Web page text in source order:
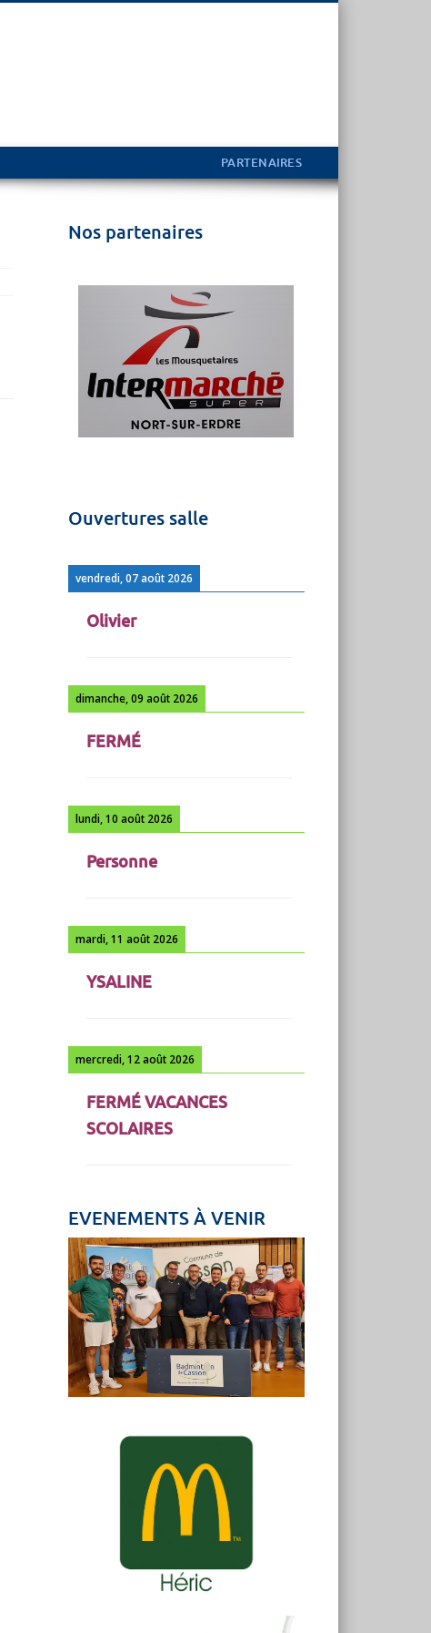
PARTENAIRES
Nos partenaires
Ouvertures salle
vendredi, 07 août 2026
Olivier
dimanche, 09 août 2026
FERMÉ
lundi, 10 août 2026
Personne
mardi, 11 août 2026
YSALINE
mercredi, 12 août 2026
FERMÉ VACANCES
SCOLAIRES
EVENEMENTS À VENIR